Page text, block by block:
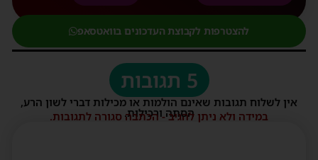
להצטרפות לקבוצת העדכונים בוואטסאפ
5 תגובות
אין לשלוח תגובות שאינם הולמות או מכילות דברי לשון הרע,
הסתה ורכילות.
במידה ולא ניתן להגיב - הכתבה סגורה לתגובות.